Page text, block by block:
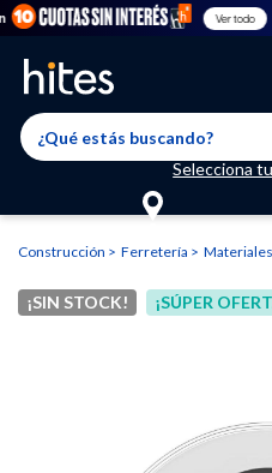
Ver todo
Selecciona
El producto ha sido
El producto ha sido agregado a
Llegaste al límite de productos
uno nuevo ingresa a “Mi
Construcción Ferretería
¡SIN STOCK! ¡SÚPER